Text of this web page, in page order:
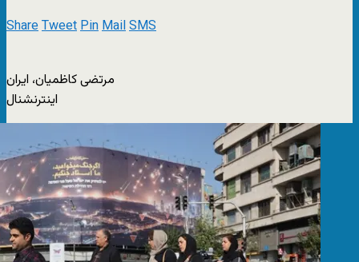
ShareTweetPinMailSMS
مرتضی کاظمیان، ایران
اینترنشنال